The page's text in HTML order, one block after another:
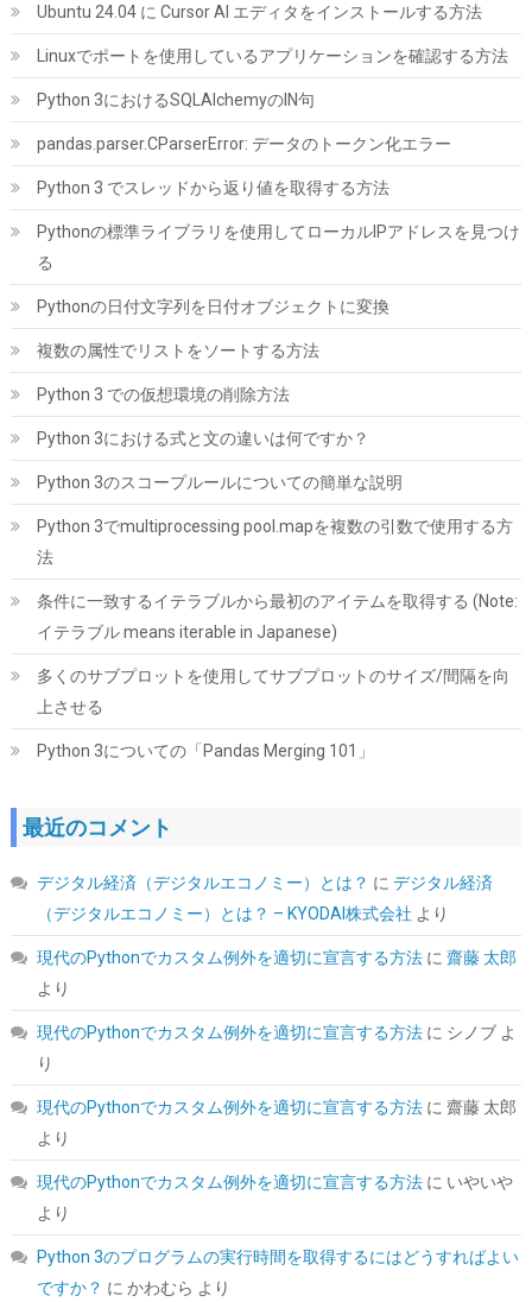
PCI Express 5.0 / PRIME-RTX5070TI-O16G 国内正規代理店品
( 54432) GBP 784.05 (2026-08-09 04:05 GMT +09:00 時点 -
こちら)
Samsung 990 PRO 1TB PCIe Gen 4.0 x4 (最大転送速度 7,450MB/
秒) NVMe M.2 (2280) 内蔵 SSD MZ-V9P1T0B-IT/EC 国内正規保
こちら
シリコンパワー SSD 512GB 3D NAND M.2 2280 PCIe3.0×4
( 5432745 ) GBP 76.87 (2026-08-09 04:05 GMT +09:00 時点 -
こちら)
シリコンパワー デスクトップPC用 メモリ DDR4 3200 PC4-25600
16GB x 2枚 (32GB) 288Pin 1.2V CL22 SP032GBLFU320F22
(544409) GBP 173.07 (2026-08-09 04:05 GMT +09:00 時点 - 詳細は
こちら)
Ubuntu 24.04 に Cursor AI エディタをインストールする方法
Linuxでポートを使用しているアプリケーションを確認する方法
Python 3におけるSQLAlchemyのIN句
pandas.parser.CParserError: データのトークン化エラー
Python 3 でスレッドから返り値を取得する方法
Pythonの標準ライブラリを使用してローカルIPアドレスを見つけ
る
Pythonの日付文字列を日付オブジェクトに変換
複数の属性でリストをソートする方法
Python 3 での仮想環境の削除方法
Python 3における式と文の違いは何ですか？
Python 3のスコープルールについての簡単な説明
Python 3でmultiprocessing pool.mapを複数の引数で使用する方
法
条件に一致するイテラブルから最初のアイテムを取得する (Note:
イテラブル means iterable in Japanese)
多くのサブプロットを使用してサブプロットのサイズ/間隔を向
上させる
Python 3についての「Pandas Merging 101」
最近のコメント
デジタル経済（デジタルエコノミー）とは？ に デジタル経済
（デジタルエコノミー）とは？ – KYODAI株式会社 より
現代のPythonでカスタム例外を適切に宣言する方法に 齋藤 太郎
より
現代のPythonでカスタム例外を適切に宣言する方法に シノブよ
り
現代のPythonでカスタム例外を適切に宣言する方法に 齋藤 太郎
より
現代のPythonでカスタム例外を適切に宣言する方法に いやいや
より
Python 3のプログラムの実行時間を取得するにはどうすればよい
ですか？ に かわむら より